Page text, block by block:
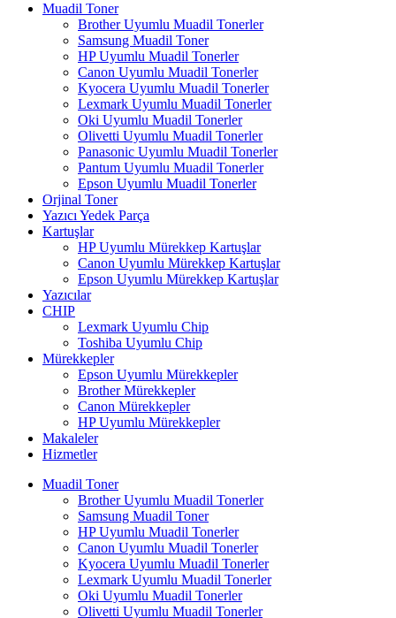
Muadil Toner
Brother Uyumlu Muadil Tonerler
Samsung Muadil Toner
HP Uyumlu Muadil Tonerler
Canon Uyumlu Muadil Tonerler
Kyocera Uyumlu Muadil Tonerler
Lexmark Uyumlu Muadil Tonerler
Oki Uyumlu Muadil Tonerler
Olivetti Uyumlu Muadil Tonerler
Panasonic Uyumlu Muadil Tonerler
Pantum Uyumlu Muadil Tonerler
Epson Uyumlu Muadil Tonerler
Orjinal Toner
Yazıcı Yedek Parça
Kartuşlar
HP Uyumlu Mürekkep Kartuşlar
Canon Uyumlu Mürekkep Kartuşlar
Epson Uyumlu Mürekkep Kartuşlar
Yazıcılar
CHIP
Lexmark Uyumlu Chip
Toshiba Uyumlu Chip
Mürekkepler
Epson Uyumlu Mürekkepler
Brother Mürekkepler
Canon Mürekkepler
HP Uyumlu Mürekkepler
Makaleler
Hizmetler
Muadil Toner
Brother Uyumlu Muadil Tonerler
Samsung Muadil Toner
HP Uyumlu Muadil Tonerler
Canon Uyumlu Muadil Tonerler
Kyocera Uyumlu Muadil Tonerler
Lexmark Uyumlu Muadil Tonerler
Oki Uyumlu Muadil Tonerler
Olivetti Uyumlu Muadil Tonerler